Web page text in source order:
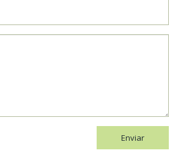
Enviar